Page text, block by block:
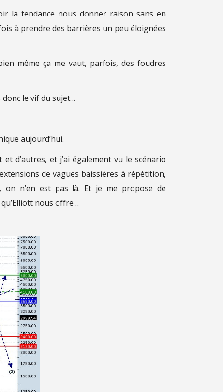
la tendance nous donner raison sans en
à prendre des barrières un peu éloignées
même ça me vaut, parfois, des foudres
le vif du sujet…
aujourd’hui.
d’autres, et j’ai également vu le scénario
de vagues baissières à répétition,
on n’en est pas là. Et je me propose de
nous offre…